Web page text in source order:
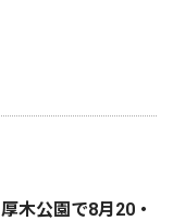
木公園で8月20・